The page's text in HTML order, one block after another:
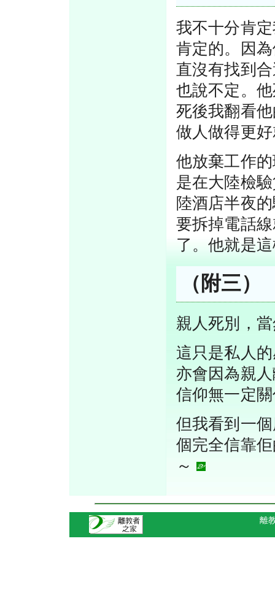
我不十分肯
肯定的。因
直沒有找到
也說不定。
死後我翻看
做人做得更
他放棄工作
是在大陸檢
陸酒店半夜
要拆掉電話
了。他就是
（附三）
親人死別，
這只是私人
亦會因為親
信仰無一定
但我看到一
個完全信靠
～
離